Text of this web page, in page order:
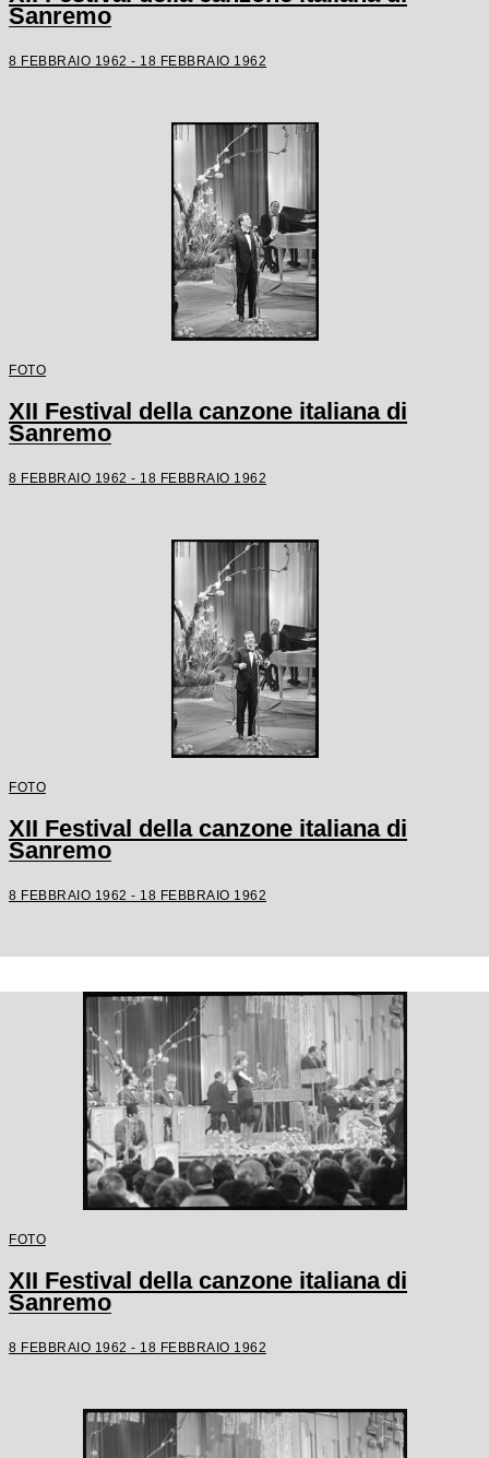
Sanremo
8 FEBBRAIO 1962 - 18 FEBBRAIO 1962
FOTO
XII Festival della canzone italiana di
Sanremo
8 FEBBRAIO 1962 - 18 FEBBRAIO 1962
FOTO
XII Festival della canzone italiana di
Sanremo
8 FEBBRAIO 1962 - 18 FEBBRAIO 1962
FOTO
XII Festival della canzone italiana di
Sanremo
8 FEBBRAIO 1962 - 18 FEBBRAIO 1962